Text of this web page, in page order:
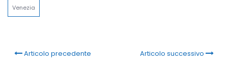
Venezia
Articolo precedente Articolo successivo